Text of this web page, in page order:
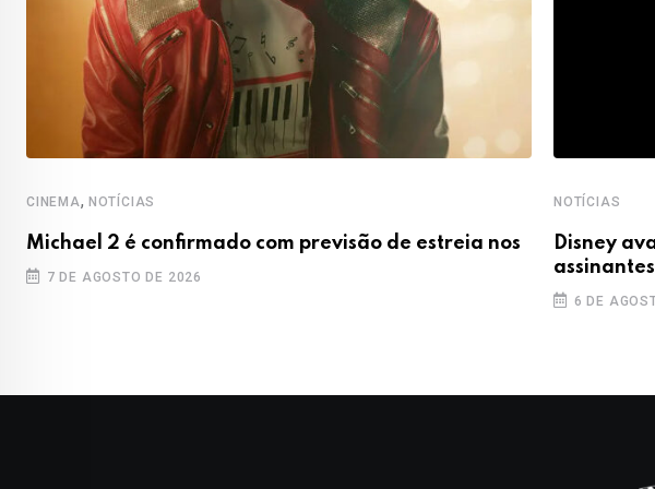
CINEMA, NOTÍCIAS
Michael 2 é confirmado com previsão de estreia nos
7 DE AGOSTO DE 2026
NOTÍCIAS
Disney
assinantes
6 DE